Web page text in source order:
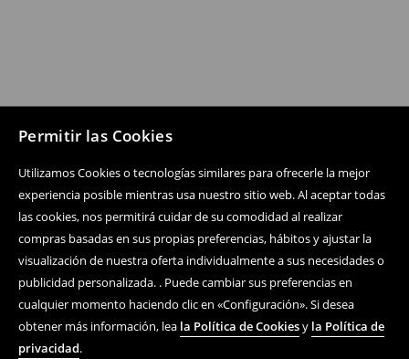
Permitir las Cookies
Utilizamos Cookies o tecnologías similares para ofrecerle la mejor
experiencia posible mientras usa nuestro sitio web. Al aceptar todas
las cookies, nos permitirá cuidar de su comodidad al realizar
compras basadas en sus propias preferencias, hábitos y ajustar la
visualización de nuestra oferta individualmente a sus necesidades o
publicidad personalizada. . Puede cambiar sus preferencias en
cualquier momento haciendo clic en «Configuración». Si desea
obtener más información, lea la Política de Cookiesy la Política de
privacidad.